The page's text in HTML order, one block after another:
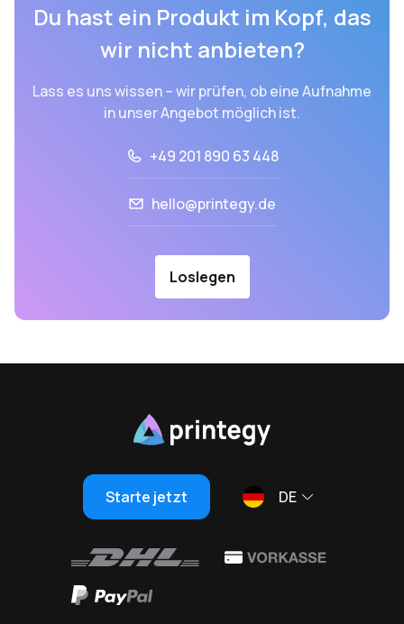
Du hast ein Produkt im Kopf, das
wir nicht anbieten?
Lass es uns wissen – wir prüfen, ob eine Aufnahme
in unser Angebot möglich ist.
+49 201 890 63 448
hello@printegy.de
Loslegen
Starte jetzt DE